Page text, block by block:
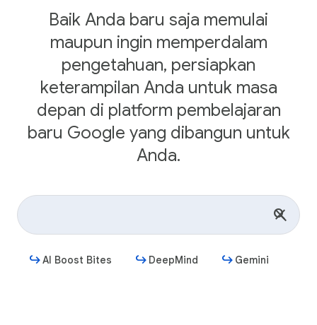
Baik Anda baru saja memulai
maupun ingin memperdalam
pengetahuan, persiapkan
keterampilan Anda untuk masa
depan di platform pembelajaran
baru Google yang dibangun untuk
Anda.
AI Boost Bites DeepMind Gemini